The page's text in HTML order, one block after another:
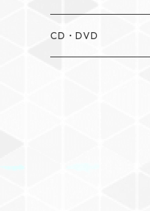
手拭い
布団たたき
CD・DVD